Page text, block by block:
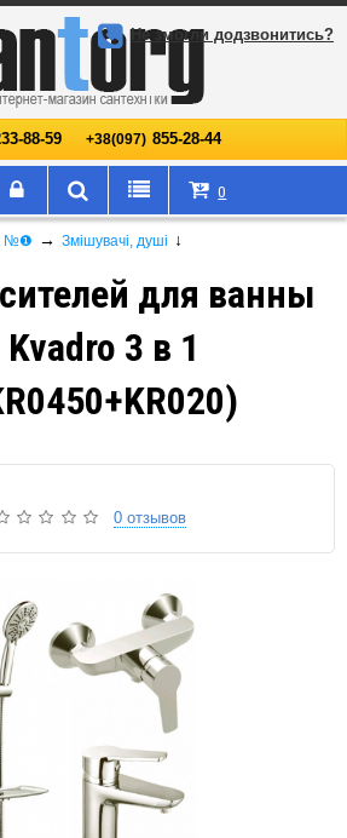
88-59 +38(097) 855-28-44
Не змогли додзвонитись?
0
№❶ → Змішувачі, душі ↓
для ванны
3 в 1
0 отзывов